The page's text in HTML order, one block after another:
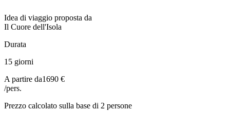
Idea di viaggio proposta da
Il Cuore dell'Isola
Durata
15 giorni
A partire da1690 €
/pers.
Prezzo calcolato sulla base di 2 persone